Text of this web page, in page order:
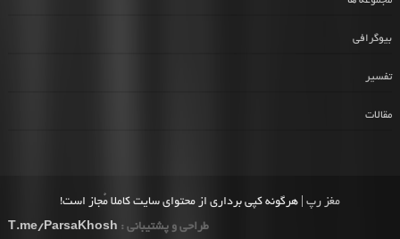
بیوگرافی
تفسیر
مقالات
مغز رپ | هرگونه کپی برداری از محتوای سایت کاملا مُجاز است!
طراحی و پشتیبانی : T.me/ParsaKhosh